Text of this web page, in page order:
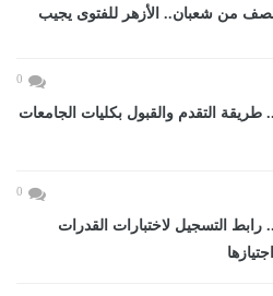
من شعبان.. الأزهر للفتوى يجيب
0
تنسيق الجامعات 2026.. طريقة التقدم والقبول بكليات الجامعات
0
تنسيق الجامعات 2026.. رابط التسجيل لاختبارات القدرات